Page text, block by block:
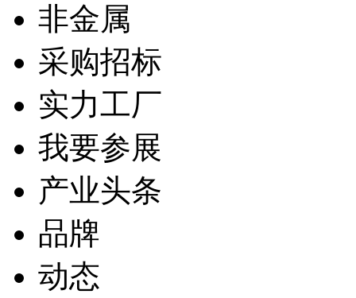
非金属
采购招标
实力工厂
我要参展
产业头条
品牌
动态